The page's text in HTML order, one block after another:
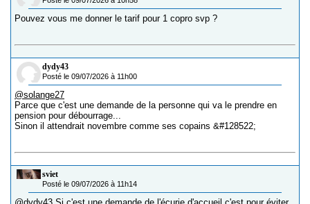
Pouvez vous me donner le tarif pour 1 copro svp ?
dydy43
Posté le 09/07/2026 à 11h00
@solange27
Parce que c'est une demande de la personne qui va le prendre en
pension pour débourrage...
Sinon il attendrait novembre comme ses copains &#128522;
sviet
Posté le 09/07/2026 à 11h14